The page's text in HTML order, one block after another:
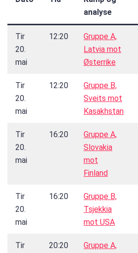
analyse
Tir
20.
mai
12:20
Gruppe A,
Latvia mot
Østerrike
Tir
20.
mai
12:20
Gruppe B,
Sveits mot
Kasakhstan
Tir
20.
mai
16:20
Gruppe A,
Slovakia
mot
Finland
Tir
20.
mai
16:20
Gruppe B,
Tsjekkia
mot USA
Tir
20:20
Gruppe A,